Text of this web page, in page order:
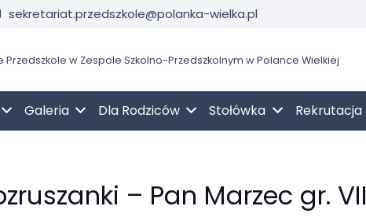
sekretariat.przedszkole@polanka-wielka.pl
w Zespole Szkolno-Przedszkolnym w Polance Wielkiej
Galeria Dla Rodziców Stołówka Rekrutacja
– Pan Marzec gr. VII